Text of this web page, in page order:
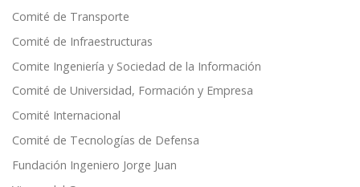
Comité de Transporte
Comité de Infraestructuras
Comite Ingeniería y Sociedad de la Información
Comité de Universidad, Formación y Empresa
Comité Internacional
Comité de Tecnologías de Defensa
Fundación Ingeniero Jorge Juan